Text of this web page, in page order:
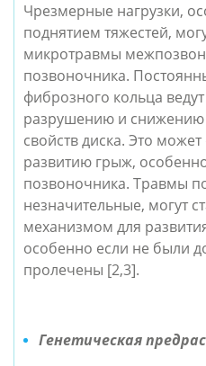
Чрезмерные нагрузки,
поднятием тяжестей,
микротравмы
позвоночника.
фиброзного кольца
разрушению и
свойств диска. Это
развитию грыж,
позвоночника. Травмы
незначительные, могут
механизмом для
особенно если не были
пролечены [2,3].
Генетическая